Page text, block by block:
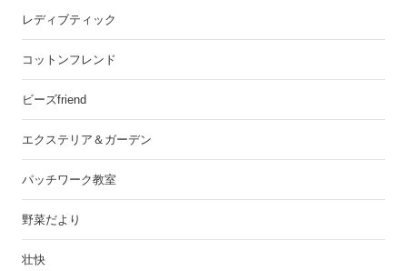
レディブティック
コットンフレンド
ビーズfriend
エクステリア＆ガーデン
パッチワーク教室
野菜だより
壮快